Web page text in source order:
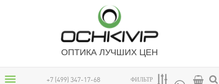
ОПТИКА ЛУЧШИХ ЦЕН
+7 (499) 347-17-68 ФИЛЬТР